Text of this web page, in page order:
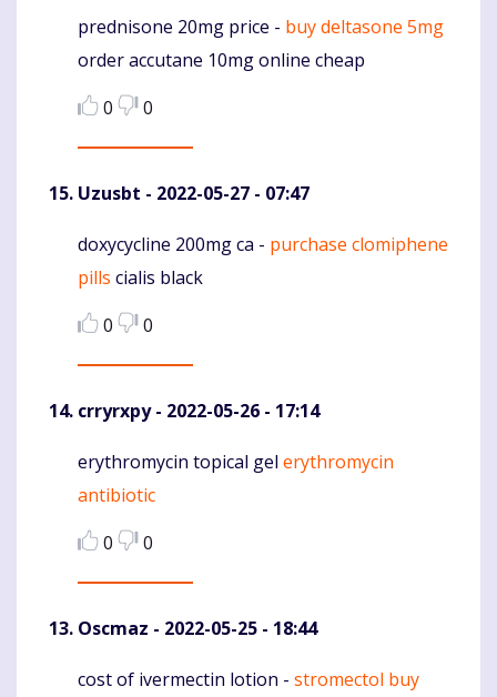
Komentaras
prednisone 20mg price - buy deltasone 5mg
order accutane 10mg online cheap
0
0
Uzusbt - 2022-05-27 - 07:47
Komentaras
doxycycline 200mg ca - purchase clomiphene
pills cialis black
0
0
crryrxpy- 2022-05-26 - 17:14
Komentaras
erythromycin topical gel erythromycin
antibiotic
0
0
Oscmaz - 2022-05-25 - 18:44
Komentaras
cost of ivermectin lotion - stromectol buy